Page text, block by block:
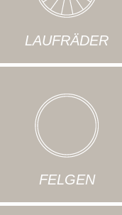
LAUFRÄDER
FELGEN